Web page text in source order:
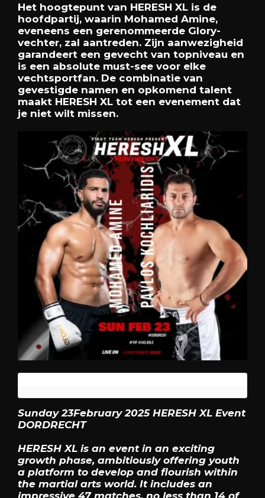
Het hoogtepunt van HERESH XL is de
hoofdpartij, waarin Mohamed Amine,
eveneens een gerenommeerde Glory-
vechter, zal aantreden. Zijn aanwezigheid
garandeert een gevecht van topniveau en
is een absolute must-see voor elke
vechtsportfan. De combinatie van
gevestigde namen en opkomend talent
maakt HERESH XL tot een evenement dat
je niet wilt missen.
Sunday 23February 2025 HERESH XL Event
DORDRECHT
HERESH XL is an event in an exciting
growth phase, ambitiously offering youth
a platform to develop and flourish within
the martial arts world. It includes an